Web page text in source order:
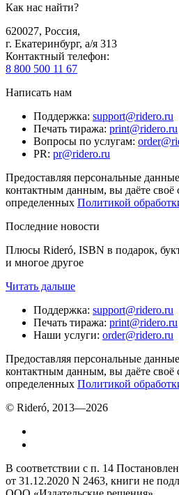
Как нас найти?
620027, Россия,
г. Екатеринбург, а/я 313
Контактный телефон:
8 800 500 11 67
Написать нам
Поддержка: support@ridero.ru
Печать тиража: print@ridero.ru
Вопросы по услугам:
PR: pr@ridero.ru
Предоставляя персональные
контактным данным, вы даёте своё
определенных Политикой
Последние новости
Плюсы Rideró, ISBN в подарок,
и многое другое
Читать дальше
Поддержка: support@ridero.ru
Печать тиража: print@ridero.ru
Наши услуги: order@ridero.ru
Предоставляя персональные
контактным данным, вы даёте своё
определенных Политикой
© Rideró, 2013—2026
В соответствии с п. 14
от 31.12.2020 N 2463, книги не